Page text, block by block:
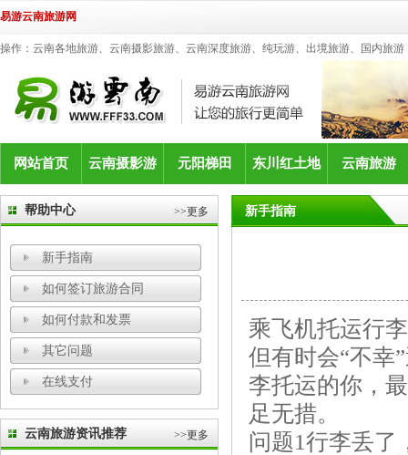
易游云南旅游网
操作：云南各地旅游、云南摄影旅游、云南深度旅游、纯玩游、出境旅游、国内旅
网站首页 云南摄影游 元阳梯田 东川红土地 云南旅游
帮助中心 >>更多
新手指南
如何签订旅游合同
如何付款和发票
其它问题
在线支付
云南旅游资讯推荐 >>更多
新手指南
乘飞机托运行
但有时会“不幸
李托运的你，
足无措。
问题1行李丢了